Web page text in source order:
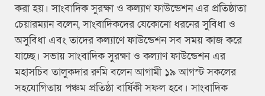
করা হয়। সাংবাদিক সুরক্ষা ও কল্যাণ ফাউন্ডেশন এর প্রতিষ্ঠাতা
চেয়ারম্যান বলেন, সাংবাদিকদের যেকোনো ধরনের সুবিধা ও
অসুবিধা এবং তাদের কল্যাণে ফাউন্ডেশন সব সময় কাজ করে
যাচ্ছে। সভায় সাংবাদিক সুরক্ষা ও কল্যাণ ফাউন্ডেশন এর
মহাসচিব তালুকদার রুমি বলেন আগামী ১৯ আগস্ট সকলের
সহযোগিতায় পঞ্চম প্রতিষ্ঠা বার্ষিকী সফল হবে। সাংবাদিক